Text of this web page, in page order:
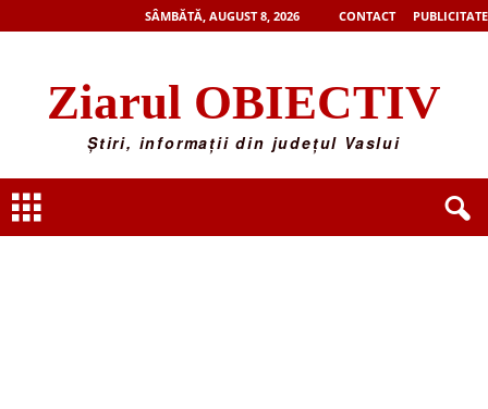
SÂMBĂTĂ, AUGUST 8, 2026 CONTACT PUBLICITATE
Ziarul OBIECTIV
Știri, informații din județul Vaslui